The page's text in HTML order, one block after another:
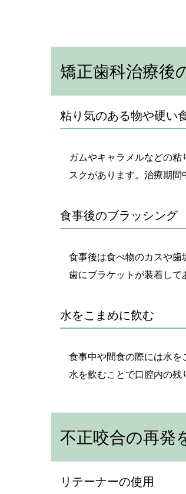
矯正歯科治療後
粘り気のある物や硬い
ガムやキャラメルなどの
スクがあります。治療期間
食事後のブラッシング
食事後は食べ物のカスや歯
歯にブラケットが装着して
水をこまめに飲む
食事中や間食の際には水を
水を飲むことで口腔内の残
不正咬合の再発
リテーナーの使用